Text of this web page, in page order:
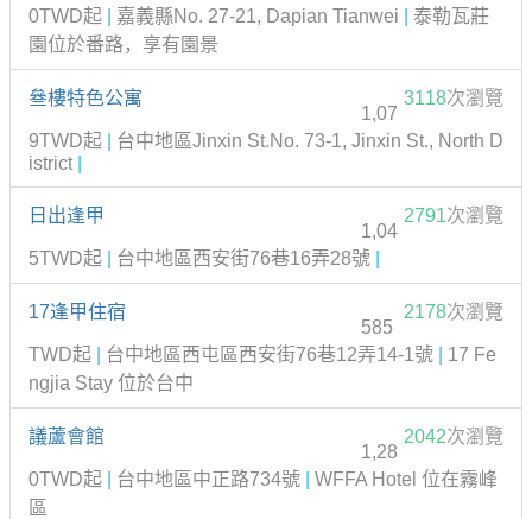
0TWD起
嘉義縣No. 27-21, Dapian Tianwei
泰勒瓦莊
園位於番路，享有園景
叄樓特色公寓 3118次瀏覽
1,07
9TWD起
台中地區Jinxin St.No. 73-1, Jinxin St., North D
istrict
日出逢甲 2791次瀏覽
1,04
5TWD起
台中地區西安街76巷16弄28號
17逢甲住宿 2178次瀏覽
585
TWD起
台中地區西屯區西安街76巷12弄14-1號
17 Fe
ngjia Stay 位於台中
議蘆會館 2042次瀏覽
1,28
0TWD起
台中地區中正路734號
WFFA Hotel 位在霧峰
區